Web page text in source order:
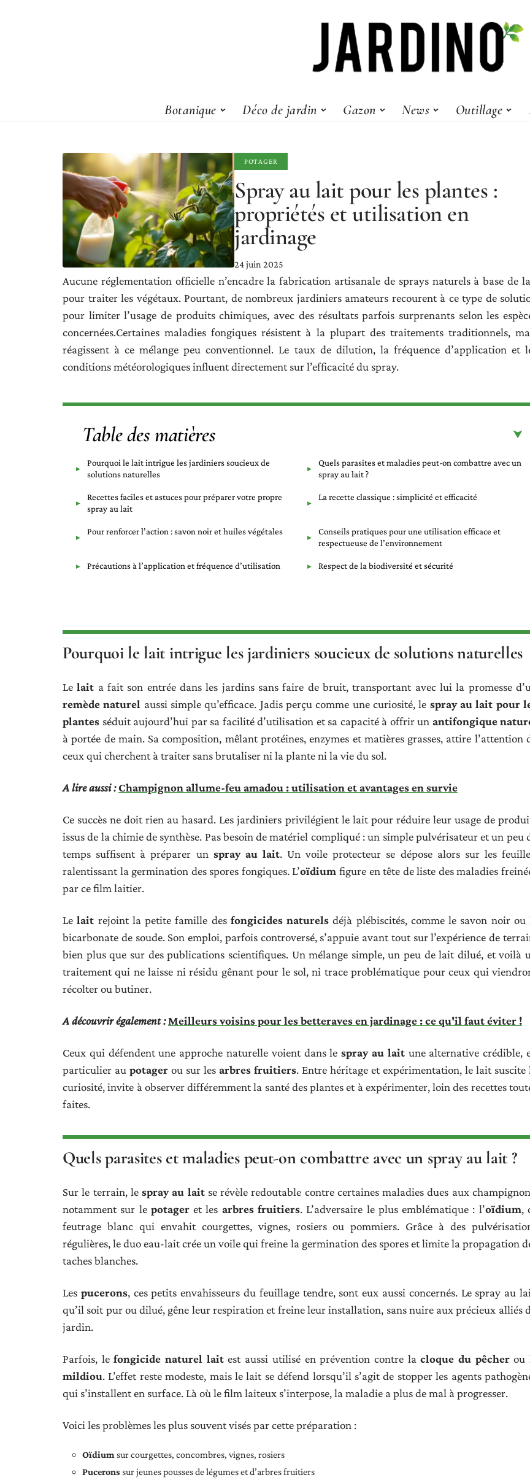
Botanique Déco de jardin Gazon News Outillage
POTAGER
Spray au lait pour les plantes :
propriétés et utilisation en
jardinage
24 juin 2025
Aucune réglementation officielle n’encadre la fabrication artisanale de sprays naturels à base de
pour traiter les végétaux. Pourtant, de nombreux jardiniers amateurs recourent à ce type de
pour limiter l’usage de produits chimiques, avec des résultats parfois surprenants selon les
concernées.Certaines maladies fongiques résistent à la plupart des traitements traditionnels,
réagissent à ce mélange peu conventionnel. Le taux de dilution, la fréquence d’application et
conditions météorologiques influent directement sur l’efficacité du spray.
Table des matières
Pourquoi le lait intrigue les jardiniers soucieux de
solutions naturelles
Quels parasites et maladies peut-on combattre avec un
spray au lait ?
Recettes faciles et astuces pour préparer votre propre
spray au lait
La recette classique : simplicité et efficacité
Pour renforcer l’action : savon noir et huiles végétales
Conseils pratiques pour une utilisation efficace et
respectueuse de l’environnement
Précautions à l’application et fréquence d’utilisation Respect de la biodiversité et sécurité
Pourquoi le lait intrigue les jardiniers soucieux de solutions naturelles
Lelait a fait son entrée dans les jardins sans faire de bruit, transportant avec lui la promesse
remède naturel aussi simple qu’efficace. Jadis perçu comme une curiosité, le spray au lait pour
plantes séduit aujourd’hui par sa facilité d’utilisation et sa capacité à offrir un antifongique
à portée de main. Sa composition, mêlant protéines, enzymes et matières grasses, attire l’attention
ceux qui cherchent à traiter sans brutaliser ni la plante ni la vie du sol.
A lire aussi :Champignon allume-feu amadou : utilisation et avantages en survie
Ce succès ne doit rien au hasard. Les jardiniers privilégient le lait pour réduire leur usage de
issus de la chimie de synthèse. Pas besoin de matériel compliqué : un simple pulvérisateur et un peu
temps suffisent à préparer un spray au lait. Un voile protecteur se dépose alors sur les
ralentissant la germination des spores fongiques. L’oïdium figure en tête de liste des maladies
par ce film laitier.
Lelait rejoint la petite famille des fongicides naturels déjà plébiscités, comme le savon noir ou
bicarbonate de soude. Son emploi, parfois controversé, s’appuie avant tout sur l’expérience de
bien plus que sur des publications scientifiques. Un mélange simple, un peu de lait dilué, et voilà
traitement qui ne laisse ni résidu gênant pour le sol, ni trace problématique pour ceux qui
récolter ou butiner.
A découvrir également :Meilleurs voisins pour les betteraves en jardinage : ce qu'il faut éviter !
Ceux qui défendent une approche naturelle voient dans lespray au laitune alternative crédible,
particulier au potager ou sur les arbres fruitiers. Entre héritage et expérimentation, le lait suscite
curiosité, invite à observer différemment la santé des plantes et à expérimenter, loin des recettes
faites.
Quels parasites et maladies peut-on combattre avec un spray au lait ?
Sur le terrain, lespray au laitse révèle redoutable contre certaines maladies dues aux
notamment sur le potageret les arbres fruitiers. L’adversaire le plus emblématique : l’oïdium,
feutrage blanc qui envahit courgettes, vignes, rosiers ou pommiers. Grâce à des
régulières, le duo eau-lait crée un voile qui freine la germination des spores et limite la propagation
taches blanches.
Les pucerons, ces petits envahisseurs du feuillage tendre, sont eux aussi concernés. Le spray au
qu’il soit pur ou dilué, gêne leur respiration et freine leur installation, sans nuire aux précieux alliés
jardin.
Parfois, lefongicide naturel laitest aussi utilisé en prévention contre lacloque du pêcherou
mildiou. L’effet reste modeste, mais le lait se défend lorsqu’il s’agit de stopper les agents
qui s’installent en surface. Là où le film laiteux s’interpose, la maladie a plus de mal à progresser.
Voici les problèmes les plus souvent visés par cette préparation :
Oïdium sur courgettes, concombres, vignes, rosiers
Pucerons sur jeunes pousses de légumes et d’arbres fruitiers